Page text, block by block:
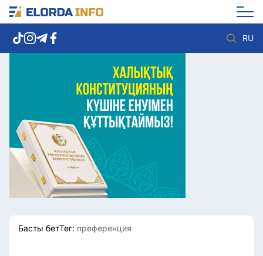
RU
Елорда жаңалықтары
Көзқарас
Саясат
Видео
Әлеумет
Экономика
Спорт
Мәдениет
Басты бетТег: преференция